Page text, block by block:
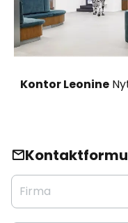
Kontor Leonine
Firma